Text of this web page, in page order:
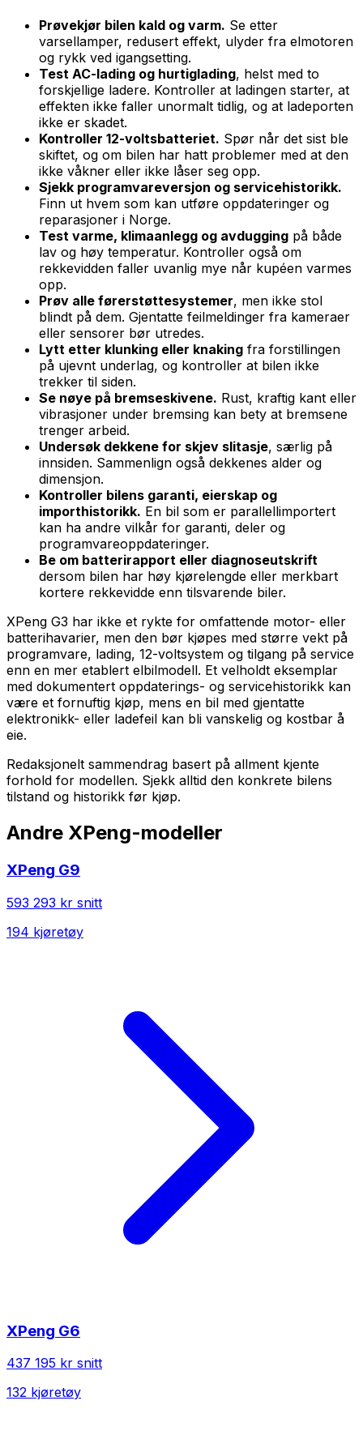
Prøvekjør bilen kald og varm. Se etter
varsellamper, redusert effekt, ulyder fra elmotoren
og rykk ved igangsetting.
Test AC-lading og hurtiglading, helst med to
forskjellige ladere. Kontroller at ladingen starter, at
effekten ikke faller unormalt tidlig, og at ladeporten
ikke er skadet.
Kontroller 12-voltsbatteriet. Spør når det sist ble
skiftet, og om bilen har hatt problemer med at den
ikke våkner eller ikke låser seg opp.
Sjekk programvareversjon og servicehistorikk.
Finn ut hvem som kan utføre oppdateringer og
reparasjoner i Norge.
Test varme, klimaanlegg og avdugging på både
lav og høy temperatur. Kontroller også om
rekkevidden faller uvanlig mye når kupéen varmes
opp.
Prøv alle førerstøttesystemer, men ikke stol
blindt på dem. Gjentatte feilmeldinger fra kameraer
eller sensorer bør utredes.
Lytt etter klunking eller knaking fra forstillingen
på ujevnt underlag, og kontroller at bilen ikke
trekker til siden.
Se nøye på bremseskivene. Rust, kraftig kant eller
vibrasjoner under bremsing kan bety at bremsene
trenger arbeid.
Undersøk dekkene for skjev slitasje, særlig på
innsiden. Sammenlign også dekkenes alder og
dimensjon.
Kontroller bilens garanti, eierskap og
importhistorikk. En bil som er parallellimportert
kan ha andre vilkår for garanti, deler og
programvareoppdateringer.
Be om batterirapport eller diagnoseutskrift
dersom bilen har høy kjørelengde eller merkbart
kortere rekkevidde enn tilsvarende biler.
XPeng G3 har ikke et rykte for omfattende motor- eller
batterihavarier, men den bør kjøpes med større vekt på
programvare, lading, 12-voltsystem og tilgang på service
enn en mer etablert elbilmodell. Et velholdt eksemplar
med dokumentert oppdaterings- og servicehistorikk kan
være et fornuftig kjøp, mens en bil med gjentatte
elektronikk- eller ladefeil kan bli vanskelig og kostbar å
eie.
Redaksjonelt sammendrag basert på allment kjente
forhold for modellen. Sjekk alltid den konkrete bilens
tilstand og historikk før kjøp.
Andre XPeng-modeller
XPeng G9
593 293 kr snitt
194 kjøretøy
XPeng G6
437 195 kr snitt
132 kjøretøy